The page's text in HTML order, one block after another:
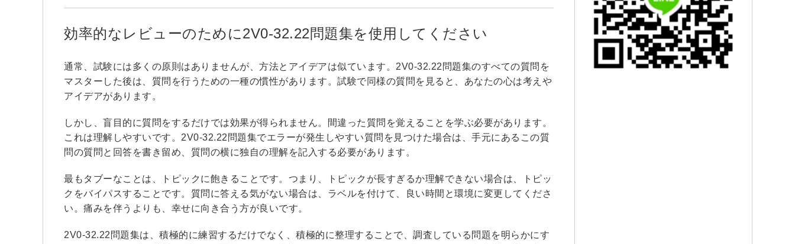
効率的なレビューのために2V0-32.22問題集を使用してください
通常、試験には多くの原則はありませんが、方法とアイデアは似ています。2V0-32.22問題集のすべての質問を
マスターした後は、質問を行うための一種の慣性があります。試験で同様の質問を見ると、あなたの心は考えや
アイデアがあります。
しかし、盲目的に質問をするだけでは効果が得られません。間違った質問を覚えることを学ぶ必要があります。
これは理解しやすいです。2V0-32.22問題集でエラーが発生しやすい質問を見つけた場合は、手元にあるこの質
問の質問と回答を書き留め、質問の横に独自の理解を記入する必要があります。
最もタブーなことは、トピックに飽きることです。つまり、トピックが長すぎるか理解できない場合は、トピッ
クをバイパスすることです。質問に答える気がない場合は、ラベルを付けて、良い時間と環境に変更してくださ
い。痛みを伴うよりも、幸せに向き合う方が良いです。
2V0-32.22問題集は、積極的に練習するだけでなく、積極的に整理することで、調査している問題を明らかにす